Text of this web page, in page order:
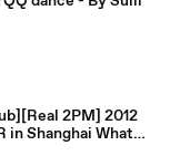
2PM] 2012
in Shanghai What